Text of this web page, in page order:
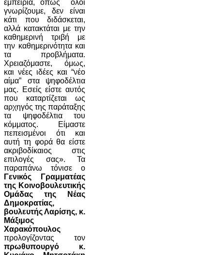
εμπειρία, όπως όλοι
γνωρίζουμε, δεν είναι
κάτι που διδάσκεται,
αλλά κατακτάται με την
καθημερινή τριβή με
την καθημερινότητα και
τα προβλήματα.
Χρειαζόμαστε, όμως,
και νέες ιδέες και “νέο
αίμα” στα ψηφοδέλτια
μας. Εσείς είστε αυτός
που καταρτίζεται ως
αρχηγός της παράταξης
τα ψηφοδέλτια του
κόμματος. Είμαστε
πεπεισμένοι ότι και
αυτή τη φορά θα είστε
ακριβοδίκαιος στις
επιλογές σας». Τα
παραπάνω τόνισε ο
Γενικός Γραμματέας
της Κοινοβουλευτικής
Ομάδας της Νέας
Δημοκρατίας,
βουλευτής Λαρίσης, κ.
Μάξιμος
Χαρακόπουλος
προλογίζοντας τον
πρωθυπουργό κ.